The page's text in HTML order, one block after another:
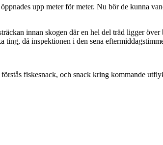
upp meter för meter. Nu bör de kunna
innan skogen där en hel del träd ligger
då inspektionen i den sena
fiskesnack, och snack kring kommande